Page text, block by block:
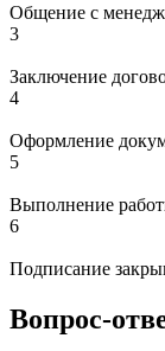
Общение с
3
Заключение
4
Оформление
5
Выполнение
6
Подписание
Вопрос-